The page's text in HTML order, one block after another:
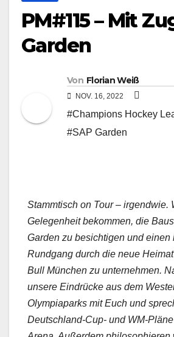
PM#115 – Mit
Garden
Von Florian Weiß
NOV. 16, 2022
#Champions Hockey
#SAP Garden
Stammtisch on Tour – irgendwie.
Gelegenheit bekommen, die
Garden zu besichtigen und einen
Rundgang durch die neue
Bull München zu unternehmen.
unsere Eindrücke aus dem
Olympiaparks mit Euch und
Deutschland-Cup- und WM-